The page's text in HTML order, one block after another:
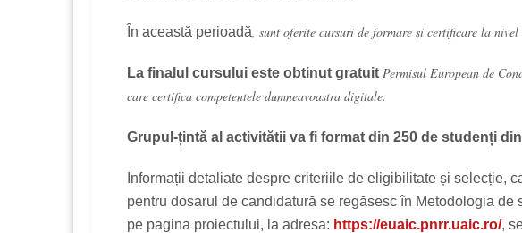
În această perioadă, sunt oferite cursuri de formare și certificare la
La finalul cursului este obtinut gratuit Permisul European de
care certifica competentele dumneavoastra digitale.
Grupul-țintă al activitătii va fi format din 250 de studenți
Informații detaliate despre criteriile de eligibilitate și selecție,
pentru dosarul de candidatură se regăsesc în Metodologia
pe pagina proiectului, la adresa: https://euaic.pnrr.uaic.ro/,